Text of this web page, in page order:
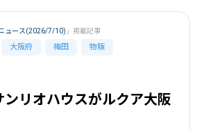
大阪府 梅田 物販
ュース(2026/7/10) 」掲載記事
リオハウスがルクア大阪